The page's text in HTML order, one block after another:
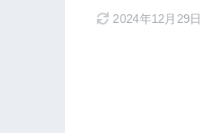
2024年12月29日